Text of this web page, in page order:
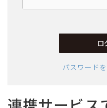
須)
ロ
パスワード